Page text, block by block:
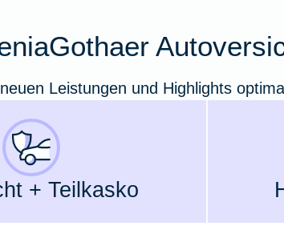
Leistungen und Highlights
+ Teil­kasko